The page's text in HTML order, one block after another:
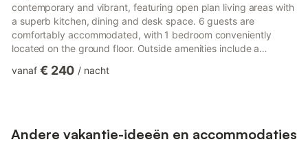
contemporary and vibrant, featuring open plan living areas with
a superb kitchen, dining and desk space. 6 guests are
comfortably accommodated, with 1 bedroom conveniently
located on the ground floor. Outside amenities include a
garden space. A 20-minute walk leads you to restaurants,
...
vanaf € 240 / nacht
Andere vakantie-ideeën en accommodaties